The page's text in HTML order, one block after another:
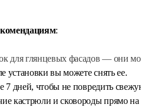
:
для глянцевых фасадов — они
установки вы можете снять ее.
7 дней, чтобы не повредить
кастрюли и сковороды прямо